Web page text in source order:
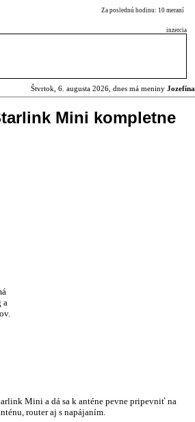
Za poslednú hodinu: 10 meraní
inzercia
Štvrtok, 6. augusta 2026, dnes má meniny Jozefína
Mini kompletne
a
Mini a dá sa k anténe pevne pripevniť na
router aj s napájaním.